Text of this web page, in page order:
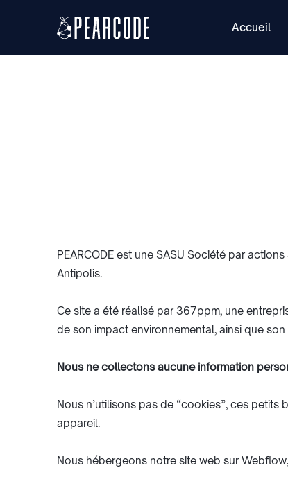
Accueil
PEARCODE est une SASU Société par
Antipolis.
Ce site a été réalisé par 367ppm, une
de son impact environnemental, ainsi que
Nous ne collectons aucune information
Nous n’utilisons pas de “cookies”, ces
appareil.
Nous hébergeons notre site web sur